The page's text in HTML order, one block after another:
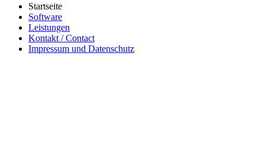
Startseite
Software
Leistungen
Kontakt / Contact
Impressum und Datenschutz